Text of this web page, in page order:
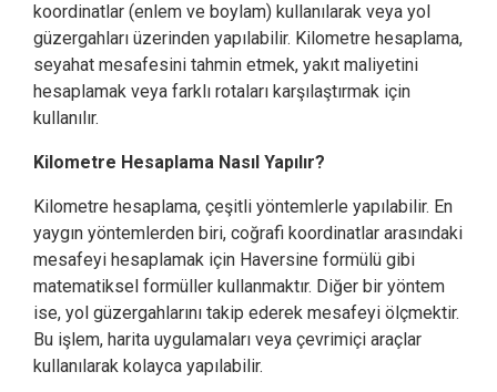
koordinatlar (enlem ve boylam) kullanılarak veya yol
güzergahları üzerinden yapılabilir. Kilometre hesaplama,
seyahat mesafesini tahmin etmek, yakıt maliyetini
hesaplamak veya farklı rotaları karşılaştırmak için
kullanılır.
Kilometre Hesaplama Nasıl Yapılır?
Kilometre hesaplama, çeşitli yöntemlerle yapılabilir. En
yaygın yöntemlerden biri, coğrafi koordinatlar arasındaki
mesafeyi hesaplamak için Haversine formülü gibi
matematiksel formüller kullanmaktır. Diğer bir yöntem
ise, yol güzergahlarını takip ederek mesafeyi ölçmektir.
Bu işlem, harita uygulamaları veya çevrimiçi araçlar
kullanılarak kolayca yapılabilir.